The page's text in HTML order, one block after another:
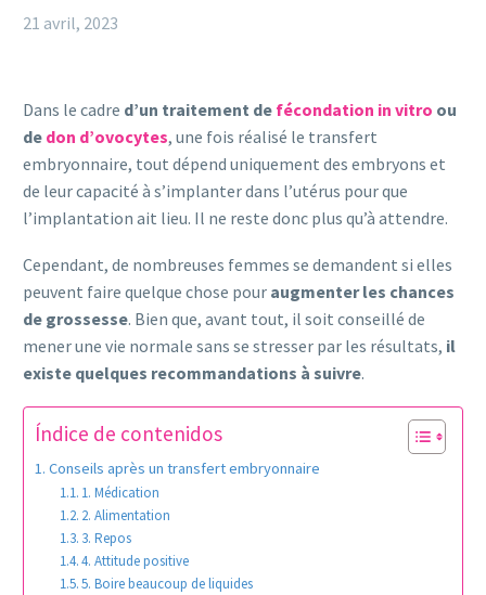
21 avril, 2023
Dans le cadre d’un traitement de fécondation in vitro ou
de don d’ovocytes, une fois réalisé le transfert
embryonnaire, tout dépend uniquement des embryons et
de leur capacité à s’implanter dans l’utérus pour que
l’implantation ait lieu. Il ne reste donc plus qu’à attendre.
Cependant, de nombreuses femmes se demandent si elles
peuvent faire quelque chose pour augmenter les chances
de grossesse. Bien que, avant tout, il soit conseillé de
mener une vie normale sans se stresser par les résultats, il
existe quelques recommandations à suivre.
Índice de contenidos
Conseils après un transfert embryonnaire
1. Médication
2. Alimentation
3. Repos
4. Attitude positive
5. Boire beaucoup de liquides